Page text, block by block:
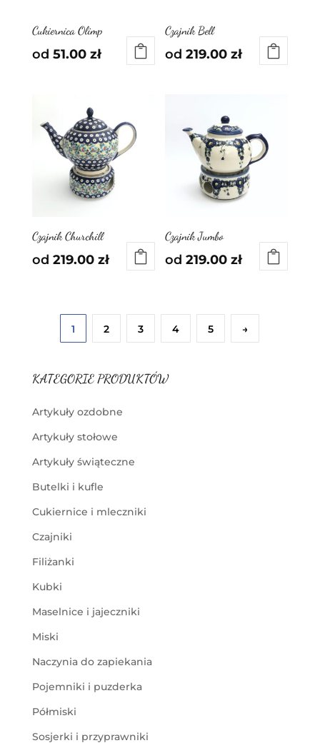
Cukiernica Olimp
od 51.00 zł
Czajnik Bell
od219.00zł
Czajnik Churchill
od 219.00 zł
Czajnik Jumbo
od219.00zł
1 2 3 4 5 →
KATEGORIE PRODUKTÓW
Artykuły ozdobne
Artykuły stołowe
Artykuły świąteczne
Butelki i kufle
Cukiernice i mleczniki
Czajniki
Filiżanki
Kubki
Maselnice i jajeczniki
Miski
Naczynia do zapiekania
Pojemniki i puzderka
Półmiski
Sosjerki i przyprawniki